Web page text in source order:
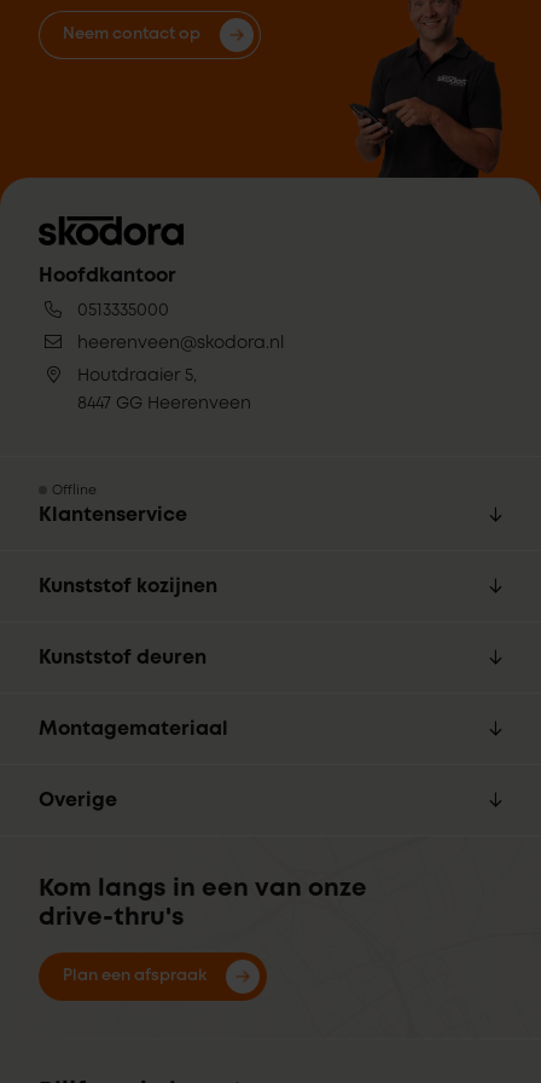
Neem contact op
Hoofdkantoor
0513335000
heerenveen@skodora.nl
Houtdraaier 5,
8447 GG Heerenveen
Offline
Klantenservice
Kunststof kozijnen
Kunststof deuren
Montagemateriaal
Overige
Kom langs in een van onze
drive-thru's
Plan een afspraak